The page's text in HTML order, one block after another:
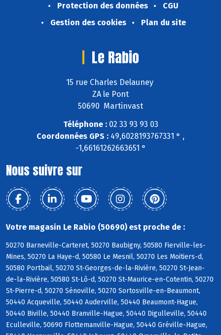
Protection des données
CGU
Gestion des cookies
Plan du site
Le Rabio
15 rue Charles Delauney
ZA le Pont
50690 Martinvast
Téléphone :02 33 93 93 03
Coordonnées GPS : 49,6028193767331 ° ,
-1,66161262663651 °
Nous suivre sur
Votre magasin Le Rabio (50690) est proche de :
50270 Barneville-Carteret, 50270 Baubigny, 50580 Fierville-les-
Mines, 50270 La Haye-d, 50580 Le Mesnil, 50270 Les Moitiers-d,
50580 Portbail, 50270 St-Georges-de-la-Rivière, 50270 St-Jean-
de-la-Rivière, 50580 St-Lô-d, 50270 St-Maurice-en-Cotentin, 50270
St-Pierre-d, 50270 Sénoville, 50270 Sortosville-en-Beaumont,
50440 Acqueville, 50440 Auderville, 50440 Beaumont-Hague,
50440 Biville, 50440 Branville-Hague, 50440 Digulleville, 50440
Eculleville, 50690 Flottemanville-Hague, 50440 Gréville-Hague,